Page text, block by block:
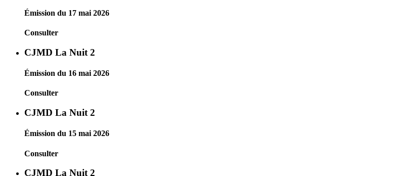
Émission du 17 mai 2026
Consulter
CJMD La Nuit 2
Émission du 16 mai 2026
Consulter
CJMD La Nuit 2
Émission du 15 mai 2026
Consulter
CJMD La Nuit 2